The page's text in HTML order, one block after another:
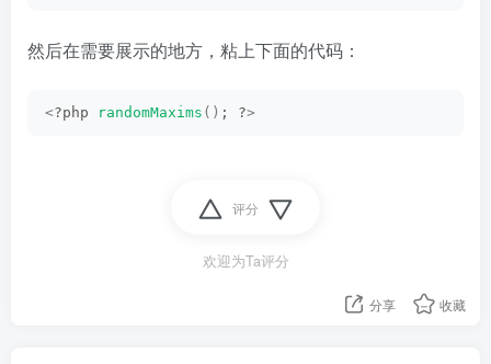
然后在需要展示的地方，粘上下面的代码：
<?php randomMaxims () ; ?>
评分
欢迎为Ta评分
分享 收藏